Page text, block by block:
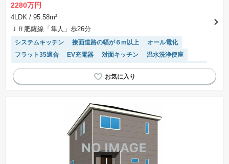
2280万円
4LDK / 95.58m²
ＪＲ肥薩線「隼人」歩26分
システムキッチン 接面道路の幅が６m以上
オール電化
フラット35適合
EV充電器 対面キッチン
温水洗浄便座
IHクッキングヒーター
閑静な住宅地
モニター付きインターホン
トイレ2個以上
陽当り良好